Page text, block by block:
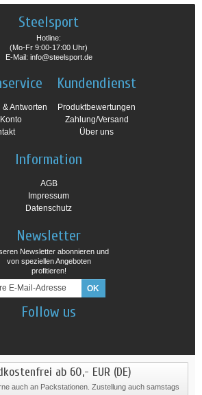
Steelsport
Hotline:
(Mo-Fr 9:00-17:00 Uhr)
E-Mail: info@steelsport.de
& Antworten
Kundendienst
Produktbewertungen
Zahlung/Versand
Über uns
Information
AGB
Impressum
Datenschutz
Newsletter
Newsletter abonnieren und
von speziellen Angeboten
profitieren!
Follow us
ab 60,- EUR (DE)
auch an Packstationen. Zustellung auch samstags